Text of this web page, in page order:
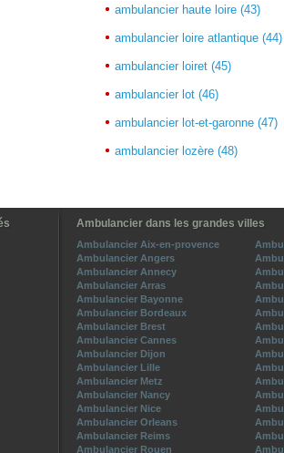
ambulancier haute loire (43)
ambulancier loire atlantique (44)
ambulancier loiret (45)
ambulancier lot (46)
ambulancier lot-et-garonne (47)
ambulancier lozère (48)
Ambulancier dans les grandes villes
Ambulancier Aix-en-provence
Ambulancier Angers
Ambulancier Annecy
Ambulancier Arras
Ambulancier Bayonne
Ambulancier Bordeaux
Ambulancier Brest
Ambulancier Cannes
Ambulancier Dijon
Ambulancier Lille
Ambulancier Metz
Ambulancier Nancy
Ambulancier Nice
Ambulancier Orleans
Ambulancier Reims
Ambulancier Rouen